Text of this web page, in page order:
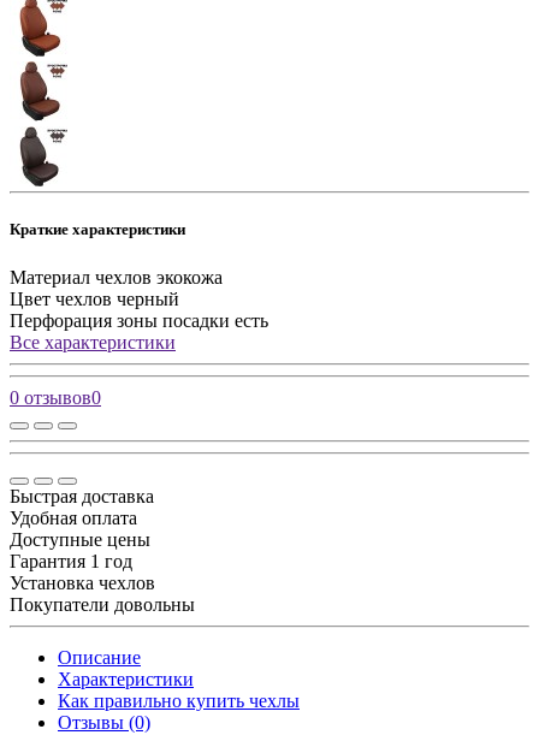
Краткие характеристики
Материал чехлов экокожа
Цвет чехлов черный
Перфорация зоны посадки есть
Все характеристики
0 отзывов0
Быстрая доставка
Удобная оплата
Доступные цены
Гарантия 1 год
Установка чехлов
Покупатели довольны
Описание
Характеристики
Как правильно купить чехлы
Отзывы (0)